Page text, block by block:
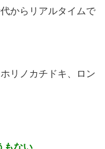
からリアルタイムで
リノカチドキ、ロン